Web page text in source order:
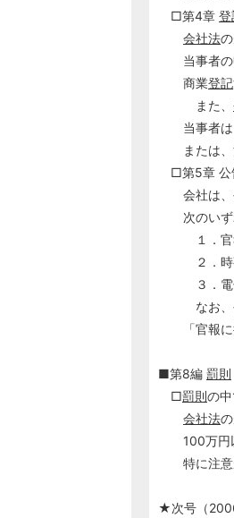
□第4章 登
会社法
当事者の申
商業登記
また、
当事者は
または、
□第5章 公
会社は、
次のいず
１．官報
２．時事
３．電
なお、公
「官報に
■第8編 罰則
□罰則の
会社法
100万円以
特に注意
★次号（